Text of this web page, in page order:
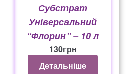
Субстрат
Універсальний
“Флорин” – 10 л
130грн
Детальніше